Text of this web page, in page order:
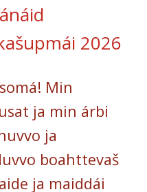
2026
Min
ja min árbi
ja
boahttevaš
ja maiddái